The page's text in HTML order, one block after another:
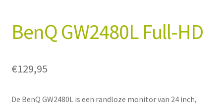
BenQ GW2480L Full-HD
€129,95
De BenQ GW2480L is een randloze monitor van 24 inch,